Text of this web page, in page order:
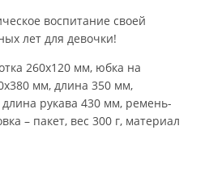
воспитание своей
лет для девочки!
260х120 мм, юбка на
мм, длина 350 мм,
рукава 430 мм, ремень-
– пакет, вес 300 г, материал